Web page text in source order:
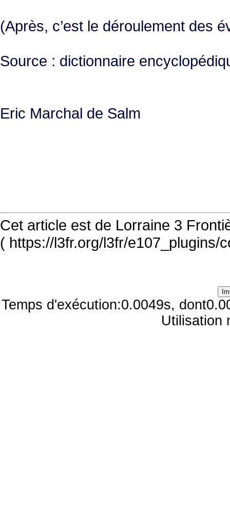
(Après, c’est le déroulement des
Source : dictionnaire
Eric Marchal de Salm
Cet article est de Lorraine 3
( https://l3fr.org/l3fr/e107_plugins/
Temps d'exécution:0.0049s,
Utilisation